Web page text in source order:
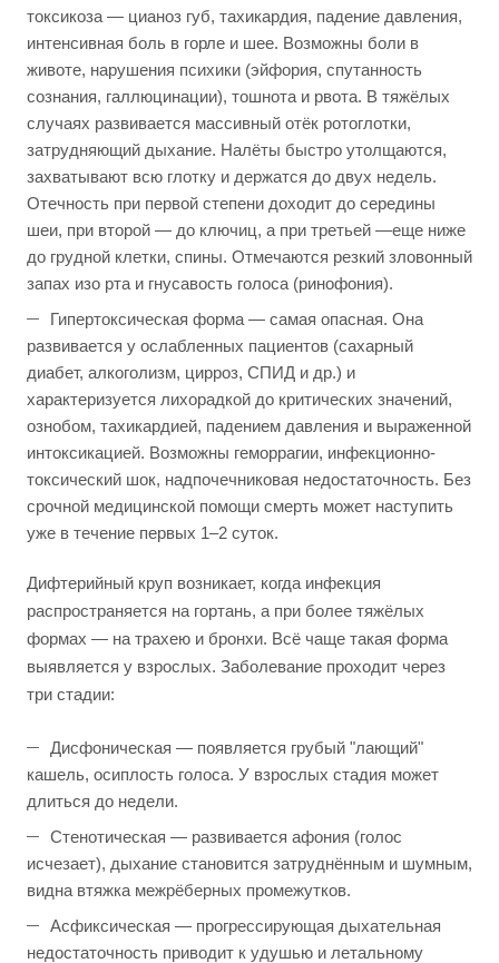
токсикоза — цианоз губ, тахикардия, падение давления,
интенсивная боль в горле и шее. Возможны боли в
животе, нарушения психики (эйфория, спутанность
сознания, галлюцинации), тошнота и рвота. В тяжёлых
случаях развивается массивный отёк ротоглотки,
затрудняющий дыхание. Налёты быстро утолщаются,
захватывают всю глотку и держатся до двух недель.
Отечность при первой степени доходит до середины
шеи, при второй — до ключиц, а при третьей —еще ниже
до грудной клетки, спины. Отмечаются резкий зловонный
запах изо рта и гнусавость голоса (ринофония).
Гипертоксическая форма — самая опасная. Она
развивается у ослабленных пациентов (сахарный
диабет, алкоголизм, цирроз, СПИД и др.) и
характеризуется лихорадкой до критических значений,
ознобом, тахикардией, падением давления и выраженной
интоксикацией. Возможны геморрагии, инфекционно-
токсический шок, надпочечниковая недостаточность. Без
срочной медицинской помощи смерть может наступить
уже в течение первых 1–2 суток.
Дифтерийный круп возникает, когда инфекция
распространяется на гортань, а при более тяжёлых
формах — на трахею и бронхи. Всё чаще такая форма
выявляется у взрослых. Заболевание проходит через
три стадии:
Дисфоническая — появляется грубый "лающий"
кашель, осиплость голоса. У взрослых стадия может
длиться до недели.
Стенотическая — развивается афония (голос
исчезает), дыхание становится затруднённым и шумным,
видна втяжка межрёберных промежутков.
Асфиксическая — прогрессирующая дыхательная
недостаточность приводит к удушью и летальному